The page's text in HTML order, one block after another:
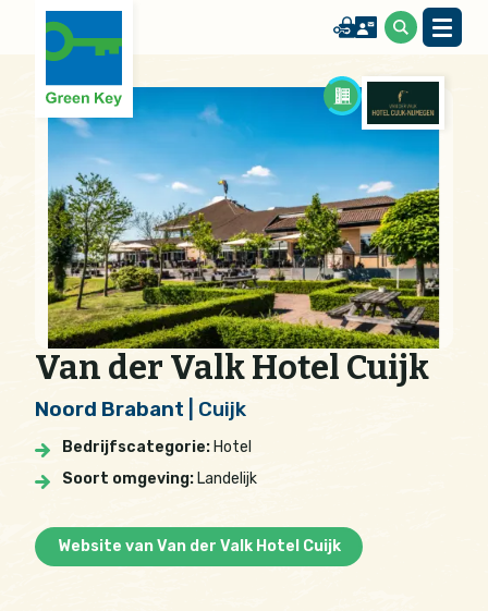
Van der Valk Hotel Cuijk
Noord Brabant | Cuijk
Bedrijfscategorie: Hotel
Soort omgeving: Landelijk
Website van Van der Valk Hotel Cuijk